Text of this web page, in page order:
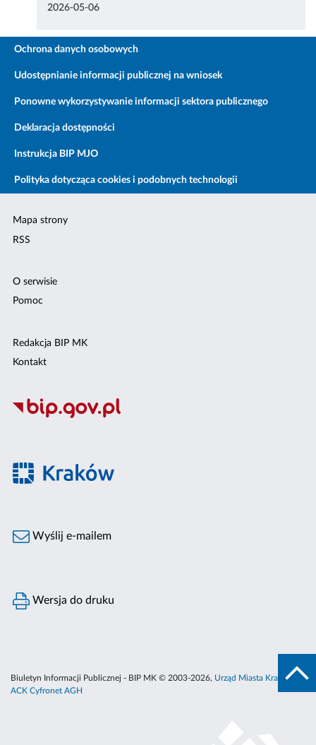
2026-05-06
Ochrona danych osobowych
Udostępnianie informacji publicznej na wniosek
Ponowne wykorzystywanie informacji sektora publicznego
Deklaracja dostępności
Instrukcja BIP MJO
Polityka dotycząca cookies i podobnych technologii
Mapa strony
RSS
O serwisie
Pomoc
Redakcja BIP MK
Kontakt
Wyślij e-mailem
Wersja do druku
Biuletyn Informacji Publicznej - BIP MK © 2003-2026, Urząd Miasta Krakowa
ACK Cyfronet AGH